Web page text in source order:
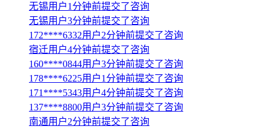
无锡用户1分钟前提交了咨询
无锡用户3分钟前提交了咨询
172****6332用户2分钟前提交了咨询
宿迁用户4分钟前提交了咨询
160****0844用户3分钟前提交了咨询
178****6225用户1分钟前提交了咨询
171****5343用户4分钟前提交了咨询
137****8800用户3分钟前提交了咨询
南通用户2分钟前提交了咨询